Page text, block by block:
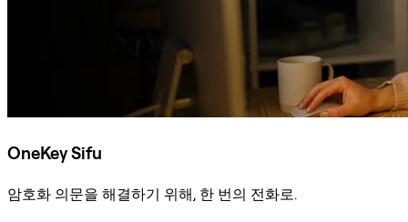
OneKey Sifu
암호화 의문을 해결하기 위해, 한 번의 전화로.